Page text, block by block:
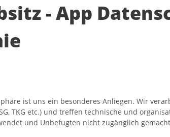
- App
ist uns ein besonderes Anliegen. Wir
TKG etc.) und treffen technische und
und Unbefugten nicht zugänglich